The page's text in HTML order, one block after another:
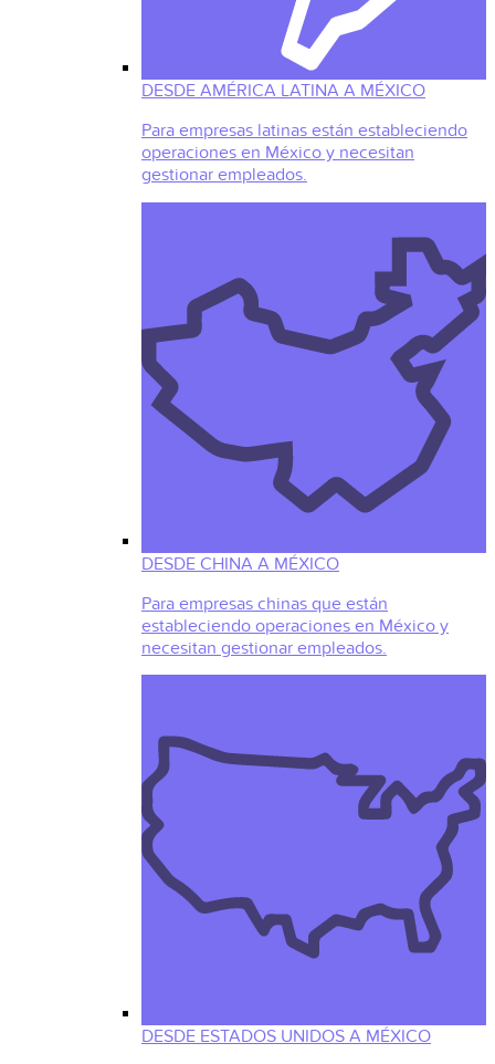
DESDE AMÉRICA LATINA A MÉXICO
Para empresas latinas están estableciendo
operaciones en México y necesitan
gestionar empleados.
DESDE CHINA A MÉXICO
Para empresas chinas que están
estableciendo operaciones en México y
necesitan gestionar empleados.
DESDE ESTADOS UNIDOS A MÉXICO